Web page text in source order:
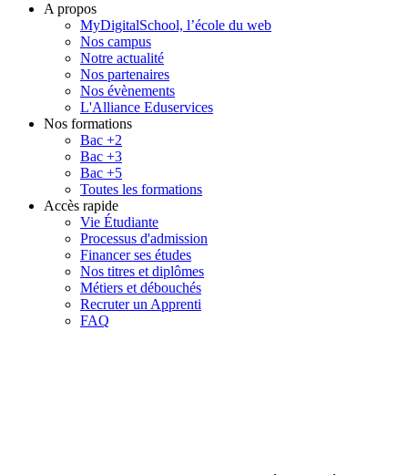
A propos
MyDigitalSchool, l’école du web
Nos campus
Notre actualité
Nos partenaires
Nos évènements
L'Alliance Eduservices
Nos formations
Bac +2
Bac +3
Bac +5
Toutes les formations
Accès rapide
Vie Étudiante
Processus d'admission
Financer ses études
Nos titres et diplômes
Métiers et débouchés
Recruter un Apprenti
FAQ